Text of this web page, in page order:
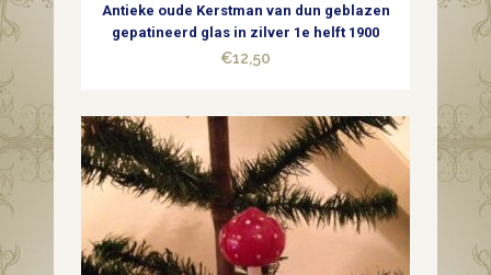
Antieke oude Kerstman van dun geblazen
gepatineerd glas in zilver 1e helft 1900
€12,50